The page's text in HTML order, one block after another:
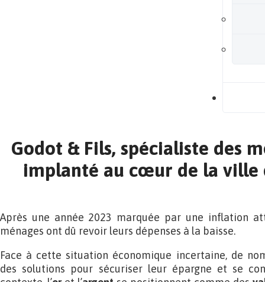
Godot & Fils, spécialiste des
implanté au cœur de la ville
Après une année 2023 marquée par une inflation
ménages ont dû revoir leurs dépenses à la baisse.
Face à cette situation économique incertaine, de
des solutions pour sécuriser leur épargne et se